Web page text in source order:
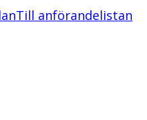
Till anförandelistan